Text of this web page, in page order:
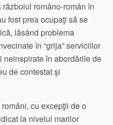
româno-român în
fost prea ocupaţi să se
lăsând problema
în “grija” serviciilor
neinspirate în abordările de
de contestat şi
cu excepţii de o
la nivelul marilor